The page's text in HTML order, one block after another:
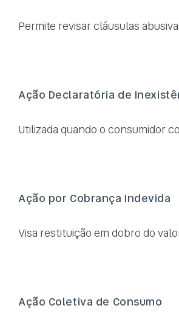
Permite revisar cláusulas
Ação Declaratória de
Utilizada quando o consumidor
Ação por Cobrança Indevida
Visa restituição em dobro do
Ação Coletiva de Consumo